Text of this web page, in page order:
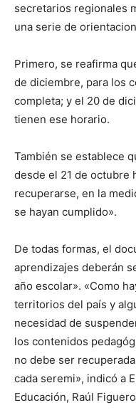
secretarios regionales
una serie de
Primero, se reafirma
de diciembre, para los
completa; y el 20 de
tienen ese horario.
También se establece
desde el 21 de octubre
recuperarse, en la
se hayan cumplido».
De todas formas, el
aprendizajes deberán
año escolar». «Como
territorios del país y
necesidad de
los contenidos
no debe ser
cada seremi», indicó a
Educación, Raúl